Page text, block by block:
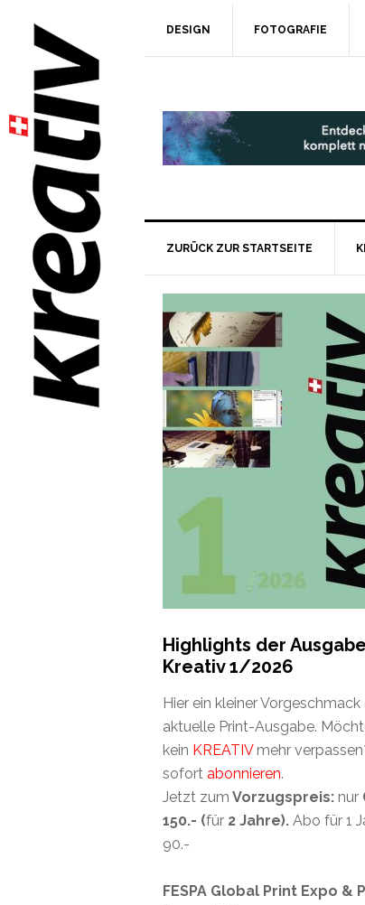
DESIGN FOTOGRAFIE
ZURÜCK ZUR STARTSEITE
Highlights der Ausgabe
Kreativ 1/2026
Hier ein kleiner
aktuelle Print-Ausgabe.
kein KREATIVmehr
sofort abonnieren.
Jetzt zum Vorzugspreis: nur
150.- (für 2 Jahre). Abo für 1
90.-
FESPA Global Print Expo &